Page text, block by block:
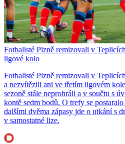
Fotbalisté Plzně remizovali v
ligové kolo
Fotbalisté Plzně remizovali v
a nezvítězili ani ve třetím ligovém
sezoně stále neprohráli a v součtu s
kontě sedm bodů. O trefy se
dalšími dvěma zápasy jde o utkání s
v samostatné lize.